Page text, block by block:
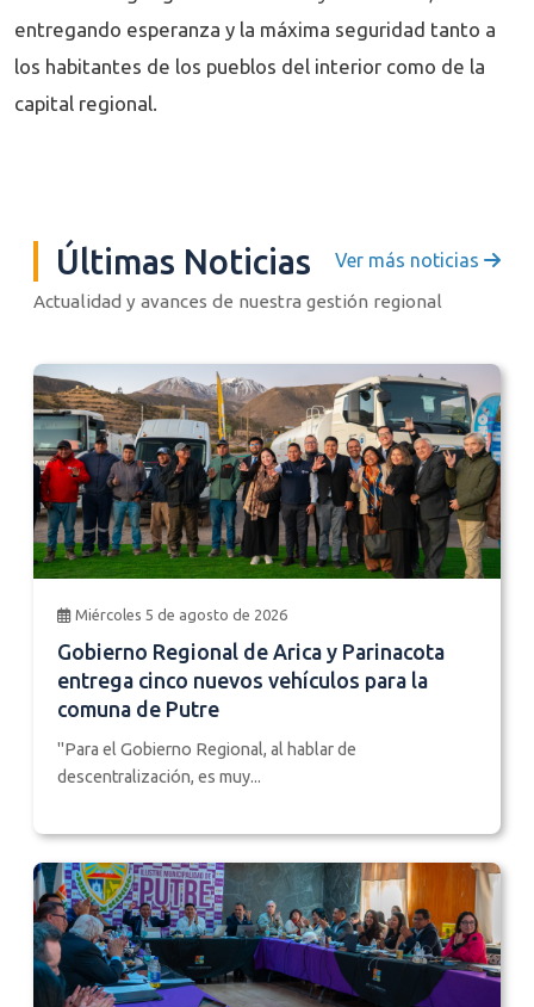
entregando esperanza y la máxima seguridad tanto a
los habitantes de los pueblos del interior como de la
capital regional.
Últimas Noticias Ver más noticias
Actualidad y avances de nuestra gestión regional
Miércoles 5 de agosto de 2026
Gobierno Regional de Arica y Parinacota
entrega cinco nuevos vehículos para la
comuna de Putre
"Para el Gobierno Regional, al hablar de
descentralización, es muy...